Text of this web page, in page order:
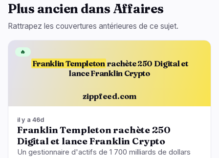
Plus ancien dans Affaires
Rattrapez les couvertures antérieures de ce sujet.
Franklin Templeton rachète 250 Digital et
lance Franklin Crypto
zippfeed.com
🔥
il y a 46d
Franklin Templeton rachète 250
Digital et lance Franklin Crypto
Un gestionnaire d'actifs de 1 700 milliards de dollars